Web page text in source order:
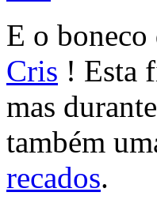
E o
Cris ! Esta
mas
também
recados.